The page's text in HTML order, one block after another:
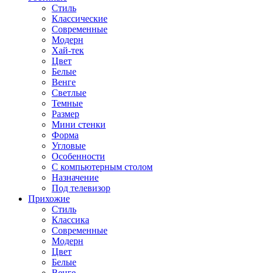
Стиль
Классические
Современные
Модерн
Хай-тек
Цвет
Белые
Венге
Светлые
Темные
Размер
Мини стенки
Форма
Угловые
Особенности
С компьютерным столом
Назначение
Под телевизор
Прихожие
Стиль
Классика
Современные
Модерн
Цвет
Белые